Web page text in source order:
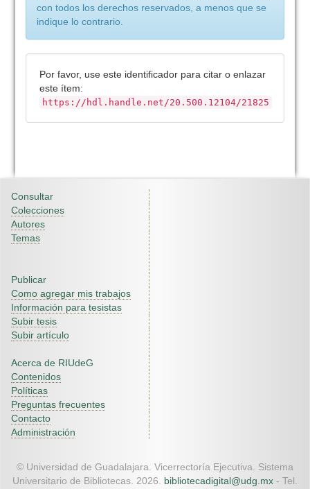
con todos los derechos reservados, a menos que se
indique lo contrario.
Por favor, use este identificador para citar o enlazar
este ítem:
https://hdl.handle.net/20.500.12104/21825
Consultar
Colecciones
Autores
Temas
Publicar
Como agregar mis trabajos
Información para tesistas
Subir tesis
Subir artículo
Acerca de RIUdeG
Contenidos
Políticas
Preguntas frecuentes
Contacto
Administración
© Universidad de Guadalajara. Vicerrectoría Ejecutiva. Sistema
Universitario de Bibliotecas. 2026. bibliotecadigital@udg.mx - Tel.